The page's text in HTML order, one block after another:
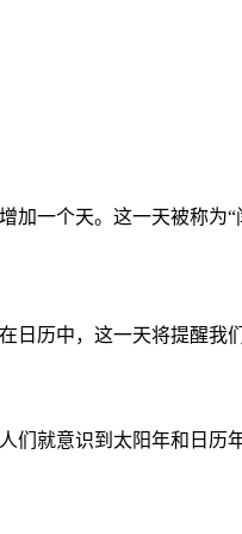
一个天。这一天被称为
日历中，这一天将提醒我
就意识到太阳年和日历